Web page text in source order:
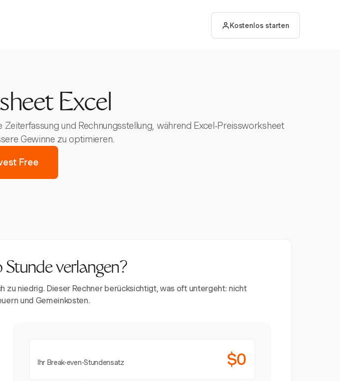
Kostenlos starten
Excel
und Rechnungsstellung, während Excel-Preissworksheet
Gewinne zu optimieren.
Free
Stunde verlangen?
zu niedrig. Dieser Rechner berücksichtigt, was oft untergeht: nicht
und Gemeinkosten.
Ihr Break-even-Stundensatz $0